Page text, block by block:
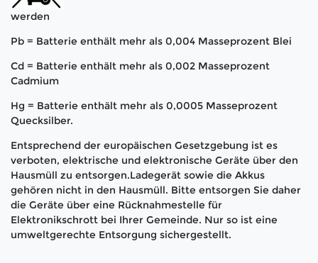
werden
Pb = Batterie enthält mehr als 0,004 Masseprozent Blei
Cd = Batterie enthält mehr als 0,002 Masseprozent
Cadmium
Hg = Batterie enthält mehr als 0,0005 Masseprozent
Quecksilber.
Entsprechend der europäischen Gesetzgebung ist es
verboten, elektrische und elektronische Geräte über den
Hausmüll zu entsorgen.Ladegerät sowie die Akkus
gehören nicht in den Hausmüll. Bitte entsorgen Sie daher
die Geräte über eine Rücknahmestelle für
Elektronikschrott bei Ihrer Gemeinde. Nur so ist eine
umweltgerechte Entsorgung sichergestellt.